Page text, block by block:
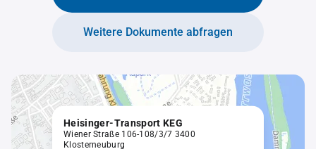
Weitere Dokumente abfragen
Heisinger-Transport KEG
Wiener Straße 106-108/3/7 3400
Klosterneuburg